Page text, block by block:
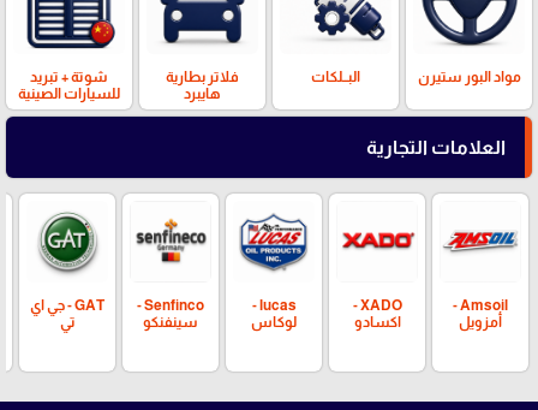
مواد البور ستيرن البــلكات
فلاتر بطارية
هايبرد
شوتة + تبريد
للسيارات الصينية
العلامات التجارية
Amsoil -
أمزويل
XADO -
اكسادو
lucas -
لوكاس
Senfinco -
سينفنكو
GAT - جي اي
تي